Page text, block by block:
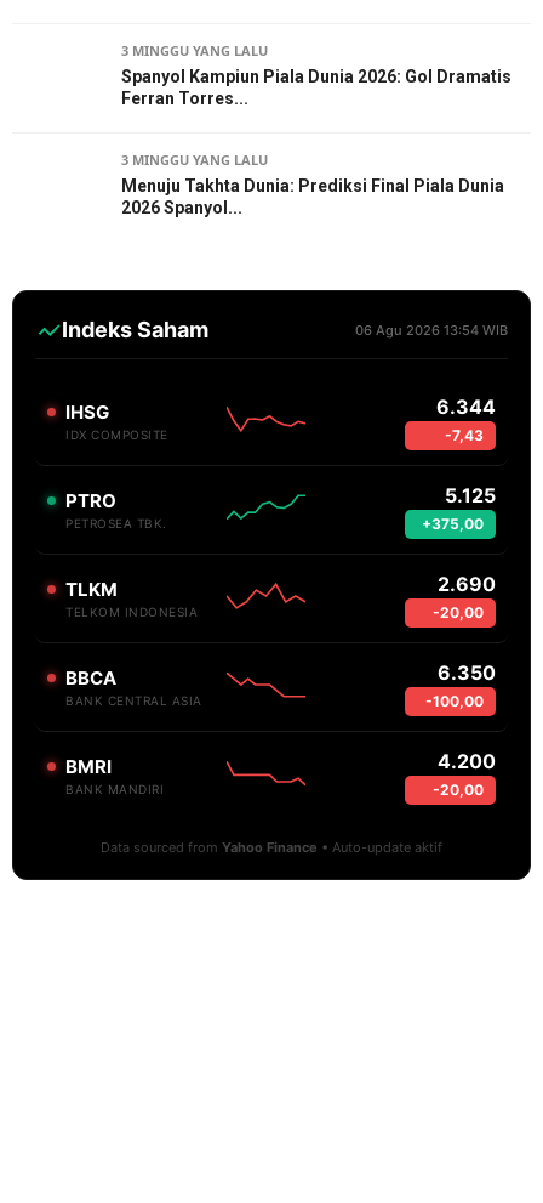
3 MINGGU YANG LALU
Spanyol Kampiun Piala Dunia 2026: Gol Dramatis
Ferran Torres...
3 MINGGU YANG LALU
Menuju Takhta Dunia: Prediksi Final Piala Dunia
2026 Spanyol...
Indeks Saham 06 Agu 2026 13:54 WIB
IHSG
IDX COMPOSITE
6.344
-7,43
PTRO
PETROSEA TBK.
5.125
+375,00
TLKM
TELKOM INDONESIA
2.690
-20,00
BBCA
BANK CENTRAL ASIA
6.350
-100,00
BMRI
BANK MANDIRI
4.200
-20,00
Data sourced from Yahoo Finance • Auto-update aktif